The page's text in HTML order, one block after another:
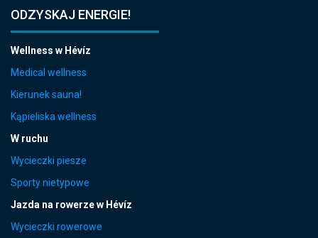
ODZYSKAJ ENERGIE!
Wellness w Hévíz
Medical wellness
Kierunek sauna!
Kąpieliska wellness
W ruchu
Wycieczki piesze
Sporty nietypowe
Jazda na rowerze w Hévíz
Wycieczki rowerowe